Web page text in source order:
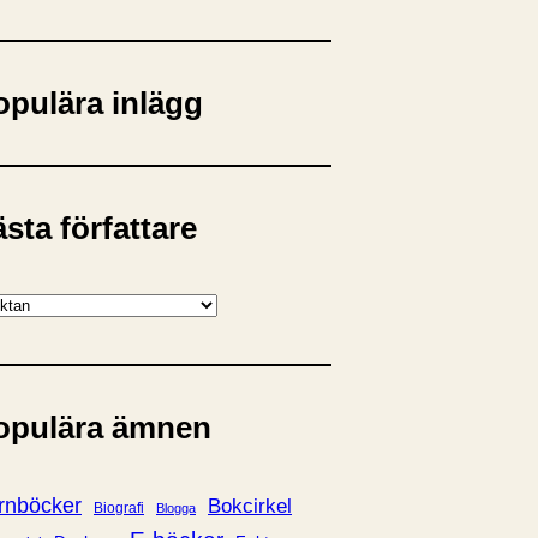
inlägg
författare
ämnen
Biografi Blogga Bokcirkel